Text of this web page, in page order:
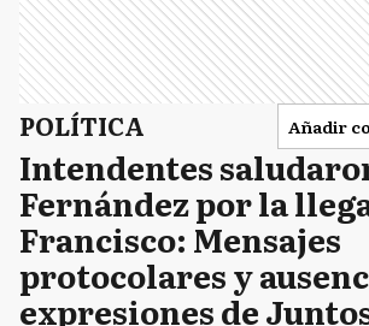
POLÍTICA Añadir
Intendentes
Fernández por la
Francisco: Mensajes
protocolares y
expresiones de